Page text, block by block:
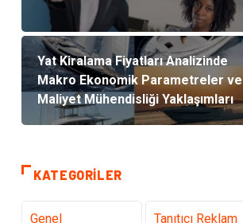
Yat Kiralama Fiyatları Analizinde
Makro Ekonomik Parametreler ve
Maliyet Mühendisliği Yaklaşımları
KATEGORILER
Genel Tanıtıcı Reklam